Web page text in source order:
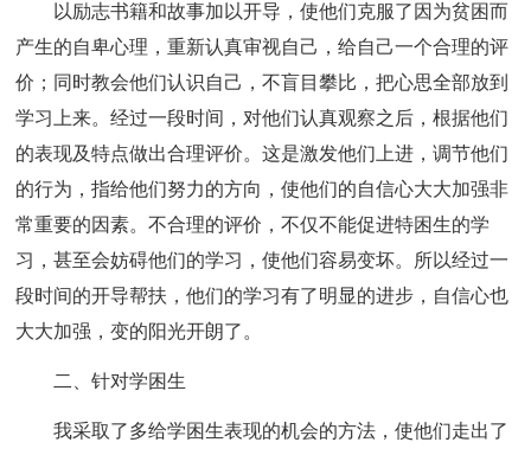
以励志书籍和故事加以开导，使他们克服了因为贫困而
产生的自卑心理，重新认真审视自己，给自己一个合理的评
价；同时教会他们认识自己，不盲目攀比，把心思全部放到
学习上来。经过一段时间，对他们认真观察之后，根据他们
的表现及特点做出合理评价。这是激发他们上进，调节他们
的行为，指给他们努力的方向，使他们的自信心大大加强非
常重要的因素。不合理的评价，不仅不能促进特困生的学
习，甚至会妨碍他们的学习，使他们容易变坏。所以经过一
段时间的开导帮扶，他们的学习有了明显的进步，自信心也
大大加强，变的阳光开朗了。
二、针对学困生
我采取了多给学困生表现的机会的方法，使他们走出了